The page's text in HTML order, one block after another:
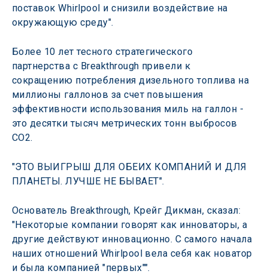
поставок Whirlpool и снизили воздействие на
окружающую среду".
Более 10 лет тесного стратегического
партнерства с Breakthrough привели к
сокращению потребления дизельного топлива на
миллионы галлонов за счет повышения
эффективности использования миль на галлон -
это десятки тысяч метрических тонн выбросов
CO2.
"ЭТО ВЫИГРЫШ ДЛЯ ОБЕИХ КОМПАНИЙ И ДЛЯ
ПЛАНЕТЫ. ЛУЧШЕ НЕ БЫВАЕТ".
Основатель Breakthrough, Крейг Дикман, сказал:
"Некоторые компании говорят как инноваторы, а
другие действуют инновационно. С самого начала
наших отношений Whirlpool вела себя как новатор
и была компанией "первых"".